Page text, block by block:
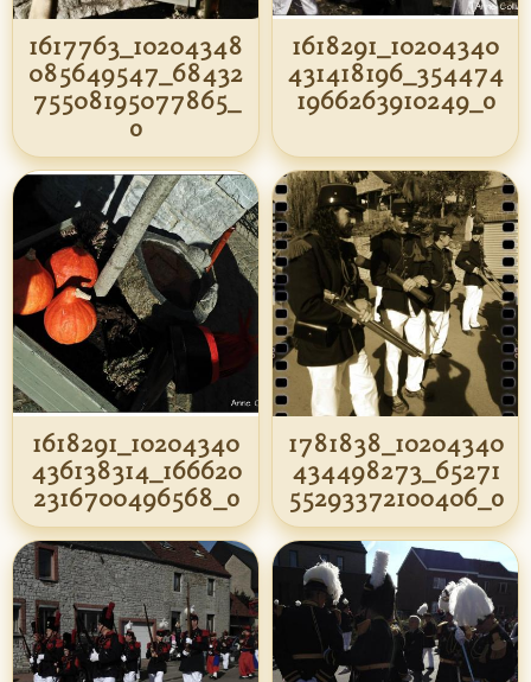
1617763_10204348
085649547_68432
75508195077865_
o
1618291_10204340
431418196_354474
1966263910249_o
1618291_10204340
436138314_166620
2316700496568_o
1781838_10204340
434498273_65271
55293372100406_o